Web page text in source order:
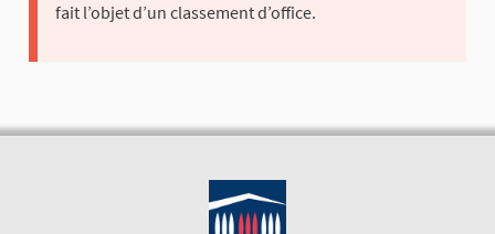
fait l’objet d’un classement d’office.